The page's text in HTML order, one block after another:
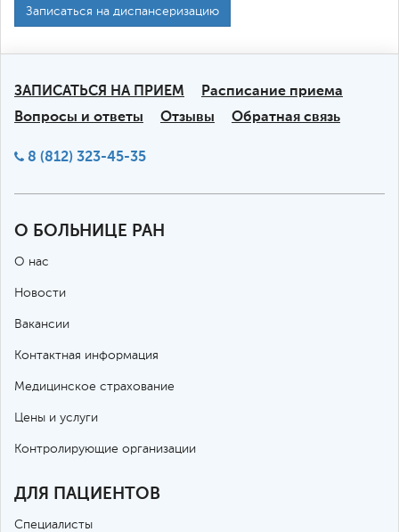
Записаться на диспансеризацию
ЗАПИСАТЬСЯ НА ПРИЕМ
Расписание приема
Вопросы и ответы
Отзывы Обратная связь
8 (812) 323-45-35
О БОЛЬНИЦЕ РАН
О нас
Новости
Вакансии
Контактная информация
Медицинское страхование
Цены и услуги
Контролирующие организации
ДЛЯ ПАЦИЕНТОВ
Специалисты